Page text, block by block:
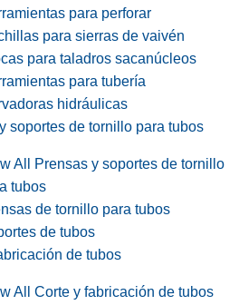
para perforar
para sierras de vaivén
para taladros sacanúcleos
para tubería
hidráulicas
soportes de tornillo para tubos
All Prensas y soportes de tornillo
tubos
de tornillo para tubos
de tubos
de tubos
All Corte y fabricación de tubos